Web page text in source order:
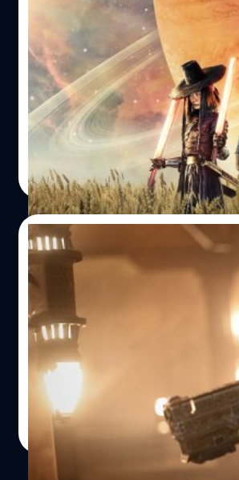
Zack Snyder เล่นเกมยาว ยื
‘Rebel Moon 3’ กับ Netflix
เข้าฉาย
The Hollywood Reporter ได้รายงา
แซ็ก สไนเดอร์ ผู้กำกับภาพยนตร์ไซไฟ
'Rebel Moon'
ปรีดี ฤกษ์วลีกุล | 978 days ago
Read More
20/11/2023
Zack Snyder ยัน! ‘Rebel
มีฉบับ Director’s Cut แยกต่
ดเรต R ด้วย!
แซ็ก สไนเดอร์ (Zack Snyder) ยืนยัน!
ภาคจะมีเวอร์ชัน Director’s Cut ฉบับ
ให้เลือกดูด้วย
ประภาส อยู่เย็น | 990 days ago
Read More